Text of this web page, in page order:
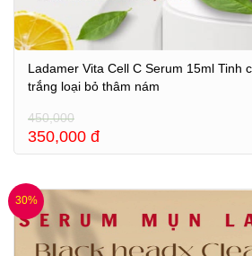
Ladamer Vita Cell C Serum 15ml Tinh
trắng loại bỏ thâm nám
450,000
350,000 đ
30%